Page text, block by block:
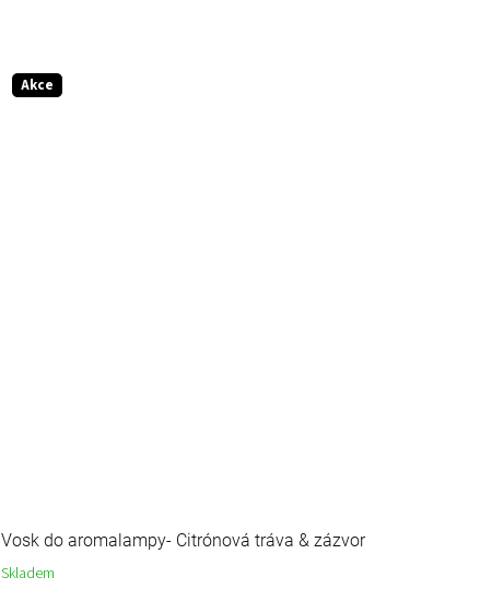
Akce
Vosk do aromalampy- Citrónová tráva & zázvor
Skladem